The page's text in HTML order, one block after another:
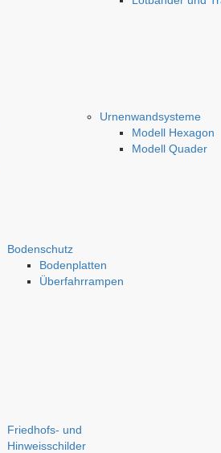
Urnenwandsysteme
Modell Hexagon
Modell Quader
Bodenschutz
Bodenplatten
Überfahrrampen
Friedhofs- und
Hinweisschilder